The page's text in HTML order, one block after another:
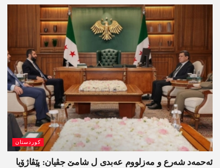
کوردستان
ئەحمەد شەرع و مەزلووم عەبدی ل شامێ جڤیان: پێڤاژۆیا